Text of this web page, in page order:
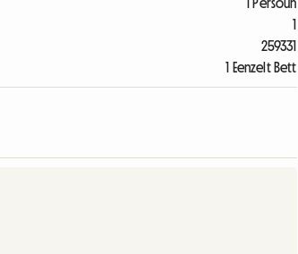
1 Persoun
1
259331
1 Eenzelt Bett